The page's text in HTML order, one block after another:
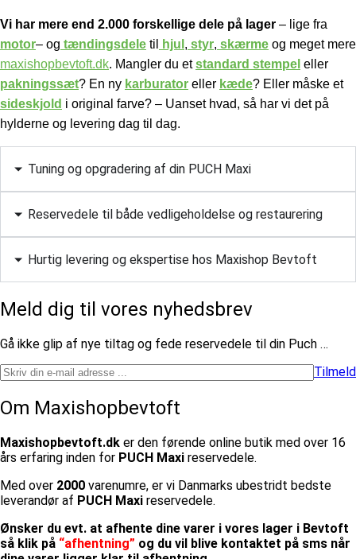
Vi har mere end 2.000 forskellige dele på lager – lige fra
motor– og tændingsdele til hjul , styr, skærme og meget mere
maxishopbevtoft.dk. Mangler du etstandard stempel eller
pakningssæt? En ny karburator eller kæde? Eller måske et
sideskjold i original farve? – Uanset hvad, så har vi det på
hylderne og levering dag til dag.
Tuning og opgradering af din PUCH Maxi
Reservedele til både vedligeholdelse og restaurering
Hurtig levering og ekspertise hos Maxishop Bevtoft
Meld dig til vores nyhedsbrev
​Gå ikke glip af nye tiltag og fede reservedele til din Puch …
Tilmeld
Om Maxishopbevtoft
Maxishopbevtoft.dk er den førende online butik med over 16
års erfaring inden for PUCH Maxi reservedele.
Med over 2000 varenumre, er vi Danmarks ubestridt bedste
leverandør af PUCH Maxi reservedele.
Ønsker du evt. at afhente dine varer i vores lager i Bevtoft
så klik på “afhentning” og du vil blive kontaktet på sms når